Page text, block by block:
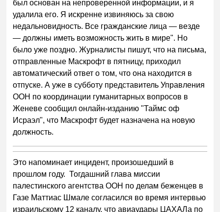
был основан на непроверенной информации, и я
удалила его. Я искренне извиняюсь за свою
недальновидность. Все гражданские лица — везде
— должны иметь возможность жить в мире". Но
было уже поздно. Журналисты пишут, что на письма,
отправленные Маскрофт в пятницу, приходил
автоматический ответ о том, что она находится в
отпуске. А уже в субботу представитель Управления
ООН по координации гуманитарных вопросов в
Женеве сообщил онлайн-изданию "Таймс оф
Исраэл", что Маскрофт будет назначена на новую
должность.
Это напоминает инцидент, произошедший в
прошлом году. Тогдашний глава миссии
палестинского агентства ООН по делам беженцев в
Газе Маттиас Шмале согласился во время интервью
израильскому 12 каналу, что авиаудары ЦАХАЛа по